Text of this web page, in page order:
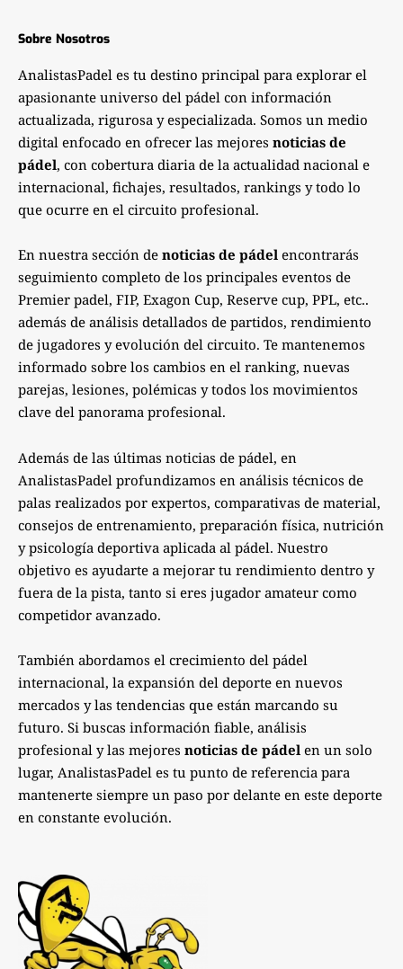
Sobre Nosotros
AnalistasPadel es tu destino principal para explorar el
apasionante universo del pádel con información
actualizada, rigurosa y especializada. Somos un medio
digital enfocado en ofrecer las mejores noticias de
pádel, con cobertura diaria de la actualidad nacional e
internacional, fichajes, resultados, rankings y todo lo
que ocurre en el circuito profesional.
En nuestra sección de noticias de pádel encontrarás
seguimiento completo de los principales eventos de
Premier padel, FIP, Exagon Cup, Reserve cup, PPL, etc..
además de análisis detallados de partidos, rendimiento
de jugadores y evolución del circuito. Te mantenemos
informado sobre los cambios en el ranking, nuevas
parejas, lesiones, polémicas y todos los movimientos
clave del panorama profesional.
Además de las últimas noticias de pádel, en
AnalistasPadel profundizamos en análisis técnicos de
palas realizados por expertos, comparativas de material,
consejos de entrenamiento, preparación física, nutrición
y psicología deportiva aplicada al pádel. Nuestro
objetivo es ayudarte a mejorar tu rendimiento dentro y
fuera de la pista, tanto si eres jugador amateur como
competidor avanzado.
También abordamos el crecimiento del pádel
internacional, la expansión del deporte en nuevos
mercados y las tendencias que están marcando su
futuro. Si buscas información fiable, análisis
profesional y las mejores noticias de pádel en un solo
lugar, AnalistasPadel es tu punto de referencia para
mantenerte siempre un paso por delante en este deporte
en constante evolución.